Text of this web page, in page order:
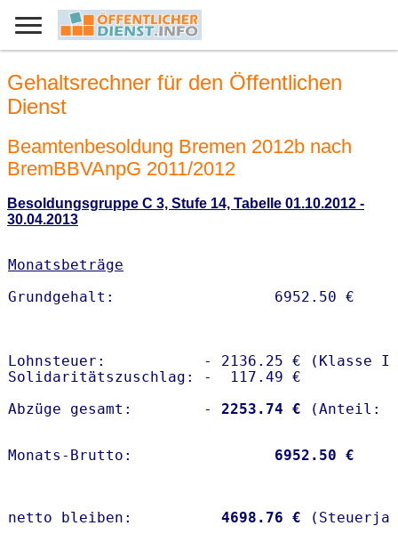
Gehaltsrechner für den Öffentlichen
Dienst
Beamtenbesoldung Bremen 2012b nach
BremBBVAnpG 2011/2012
Besoldungsgruppe C 3, Stufe 14, Tabelle 01.10.2012 -
30.04.2013
Monatsbeträge
Lohnsteuer:           - 2136.25 € (Klasse I)
Solidaritätszuschlag: -  117.49 €
Abzüge gesamt:        -
2253.74 €
Monats-Brutto: 6952.50 €
netto bleiben: 4698.76 €